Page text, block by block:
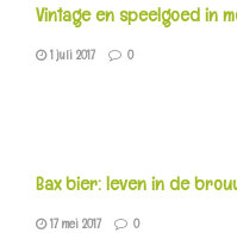
Vintage en speelgoed in
1 juli 2017 0
Bax bier: leven in de
17 mei 2017 0